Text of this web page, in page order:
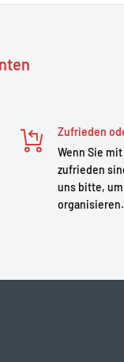
Zufrieden
Wenn Sie
zufrieden
uns bitte,
organisieren.